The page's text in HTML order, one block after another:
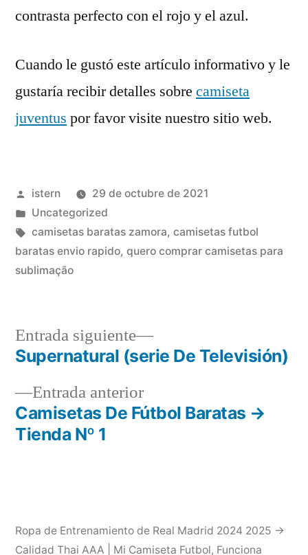
contrasta perfecto con el rojo y el azul.
Cuando le gustó este artículo informativo y le
gustaría recibir detalles sobre camiseta
juventus por favor visite nuestro sitio web.
Publicado
por
istern
29 de octubre de 2021
Publicado
en
Uncategorized
Etiquetas:
camisetas baratas zamora, camisetas futbol
baratas envio rapido, quero comprar camisetas para
sublimação
Navegación
de
entradas
Entrada anteriorEntrada
anterior:
Camisetas De Fútbol Baratas →
Tienda Nº 1
Entrada siguiente
Entrada
siguiente:
Supernatural (serie De Televisión)
Ropa de Entrenamiento de Real Madrid 2024 2025 →
Calidad Thai AAA | Mi Camiseta Futbol, Funciona